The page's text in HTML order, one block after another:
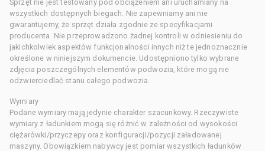
Sprzęt nie jest testowany pod obciążeniem ani uruchamiany na
wszystkich dostępnych biegach. Nie zapewniamy ani nie
gwarantujemy, że sprzęt działa zgodnie ze specyfikacjami
producenta. Nie przeprowadzono żadnej kontroli w odniesieniu do
jakichkolwiek aspektów funkcjonalności innych niż te jednoznacznie
określone w niniejszym dokumencie. Udostępniono tylko wybrane
zdjęcia poszczególnych elementów podwozia, które mogą nie
odzwierciedlać stanu całego podwozia.
Wymiary
Podane wymiary mają jedynie charakter szacunkowy. Rzeczywiste
wymiary z ładunkiem mogą się różnić w zależności od wysokości
ciężarówki/przyczepy oraz konfiguracji/pozycji załadowanej
maszyny. Obowiązkiem nabywcy jest pomiar wszystkich ładunków